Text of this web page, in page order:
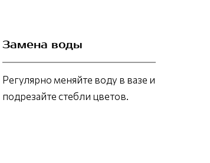
Замена воды
Регулярно меняйте воду в вазе и
подрезайте стебли цветов.